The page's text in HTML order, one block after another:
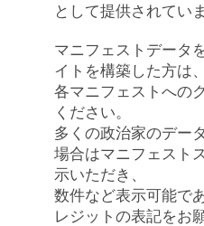
として提供されてい
マニフェストデータ
イトを構築した方は、
各マニフェストへの
ください。
多くの政治家のデー
場合はマニフェスト
示いただき、
数件など表示可能で
レジットの表記をお